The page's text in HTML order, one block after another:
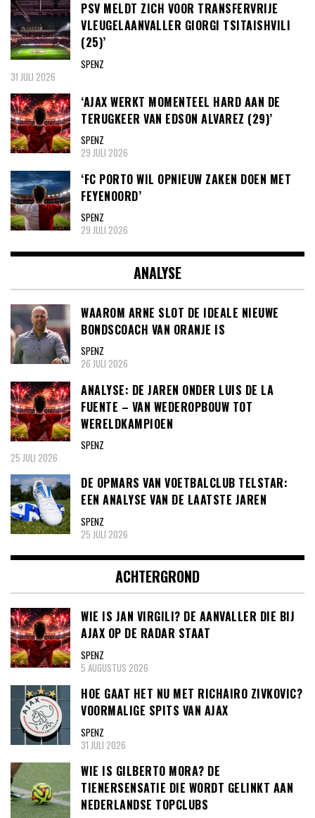
PSV MELDT ZICH VOOR TRANSFERVRIJE
VLEUGELAANVALLER GIORGI TSITAISHVILI
(25)’
SPENZ
31 JULI 2026
‘AJAX WERKT MOMENTEEL HARD AAN DE
TERUGKEER VAN EDSON ALVAREZ (29)’
SPENZ
29 JULI 2026
‘FC PORTO WIL OPNIEUW ZAKEN DOEN MET
FEYENOORD’
SPENZ
29 JULI 2026
ANALYSE
WAAROM ARNE SLOT DE IDEALE NIEUWE
BONDSCOACH VAN ORANJE IS
SPENZ
26 JULI 2026
ANALYSE: DE JAREN ONDER LUIS DE LA
FUENTE – VAN WEDEROPBOUW TOT
WERELDKAMPIOEN
SPENZ
25 JULI 2026
DE OPMARS VAN VOETBALCLUB TELSTAR:
EEN ANALYSE VAN DE LAATSTE JAREN
SPENZ
25 JULI 2026
ACHTERGROND
WIE IS JAN VIRGILI? DE AANVALLER DIE BIJ
AJAX OP DE RADAR STAAT
SPENZ
5 AUGUSTUS 2026
HOE GAAT HET NU MET RICHAIRO ZIVKOVIC?
VOORMALIGE SPITS VAN AJAX
SPENZ
31 JULI 2026
WIE IS GILBERTO MORA? DE
TIENERSENSATIE DIE WORDT GELINKT AAN
NEDERLANDSE TOPCLUBS